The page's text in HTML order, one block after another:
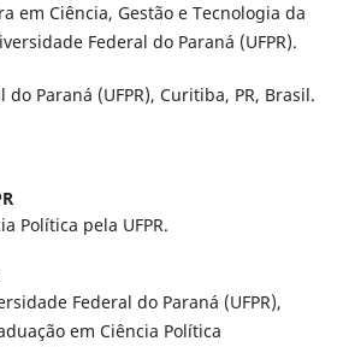
em Ciência, Gestão e Tecnologia da
Federal do Paraná (UFPR).
Paraná (UFPR), Curitiba, PR, Brasil.
Política pela UFPR.
Federal do Paraná (UFPR),
em Ciência Política